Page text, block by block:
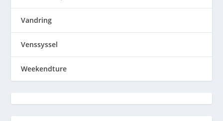
Vandring
Venssyssel
Weekendture